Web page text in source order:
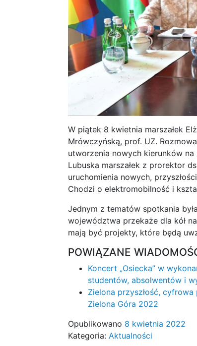
W piątek 8 kwietnia marszałek
Mrówczyńską, prof. UZ.
utworzenia nowych kierunków na
Lubuska marszałek z prorektor
uruchomienia nowych,
Chodzi o elektromobilność i
Jednym z tematów spotkania
województwa przekaże dla kół
mają być projekty, które będą
POWIĄZANE
Koncert „Osiecka” w
studentów, absolwentów i
Zielona przyszłość,
Zielona Góra 2022
Opublikowano 8 kwietnia 2022
Kategoria: Aktualności